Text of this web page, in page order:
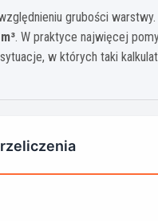
grubości
m³. W praktyce najwięcej
w których taki